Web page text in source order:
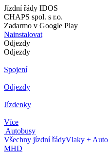
Jízdní řády IDOS
CHAPS spol. s r.o.
Zadarmo v Google Play
Nainstalovat
Odjezdy
Odjezdy
Spojení
Odjezdy
Jízdenky
Více
Autobusy
Všechny jízdní řádyVlaky +
MHD